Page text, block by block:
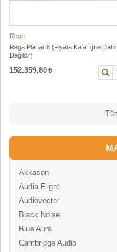
Rega
Rega Planar 8 (Fiyata Kafa İğne Dahil
Değildir)
152.359,80
Akkason
Audia Flight
Audiovector
Black Noise
Blue Aura
Cambridge Audio